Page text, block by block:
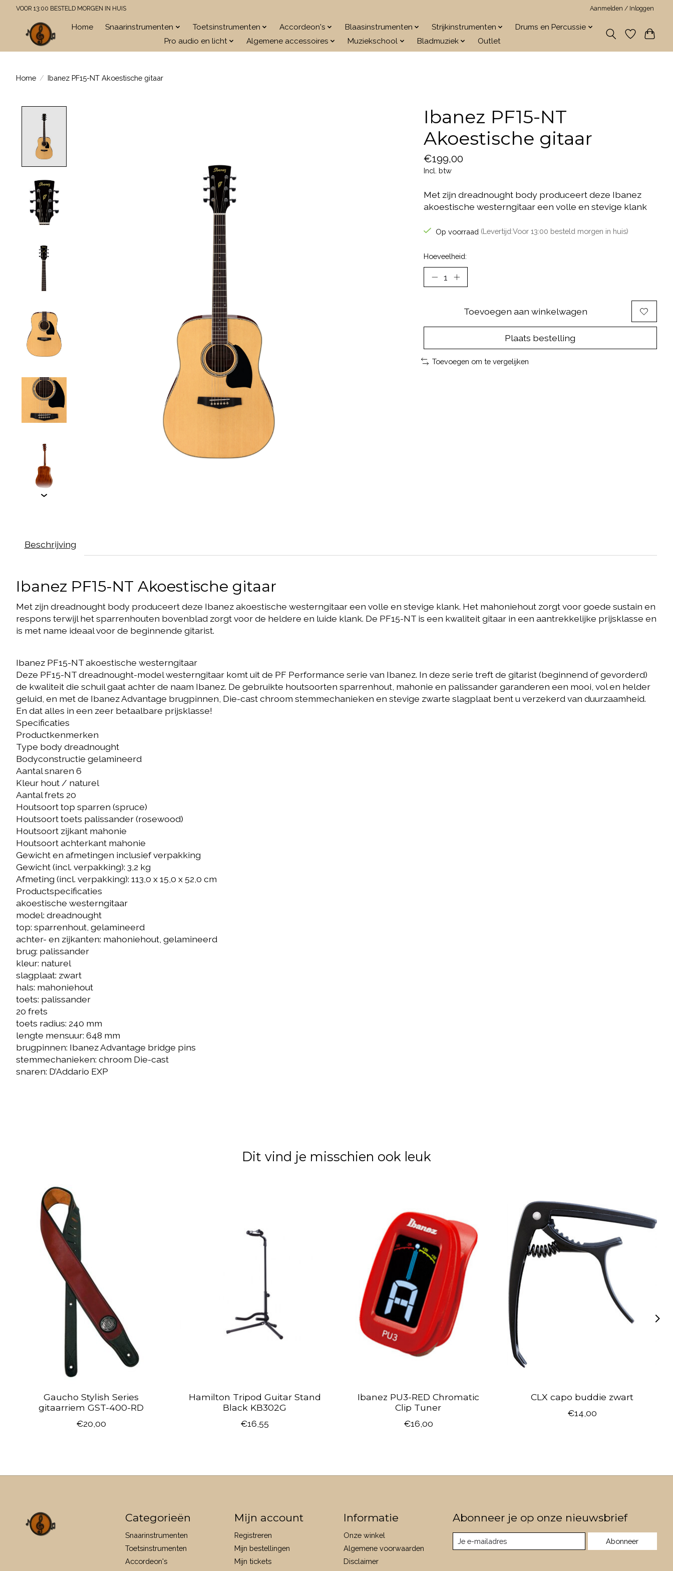
VOOR 13:00 BESTELD MORGEN IN HUIS Aanmelden / Inloggen
Home Snaarinstrumenten Toetsinstrumenten Accordeon's Blaasinstrumenten Strijkinstrumenten
Drums en Percussie
Pro audio en licht
Algemene accessoires Muziekschool Bladmuziek Outlet
Home / Ibanez PF15-NT Akoestische gitaar
Ibanez PF15-NT
Akoestische gitaar
€199,00
Incl. btw
Met zijn dreadnought body produceert deze Ibanez
akoestische westerngitaar een volle en stevige klank
Op voorraad (Levertijd:Voor 13:00 besteld morgen in huis)
Hoeveelheid:
Toevoegen aan winkelwagen
Plaats bestelling
Toevoegen om te vergelijken
Beschrijving
Ibanez PF15-NT Akoestische gitaar
Met zijn dreadnought body produceert deze Ibanez akoestische westerngitaar een volle en stevige klank. Het mahoniehout zorgt voor goede sustain en
respons terwijl het sparrenhouten bovenblad zorgt voor de heldere en luide klank. De PF15-NT is een kwaliteit gitaar in een aantrekkelijke prijsklasse en
is met name ideaal voor de beginnende gitarist.
Ibanez PF15-NT akoestische westerngitaar
Deze PF15-NT dreadnought-model westerngitaar komt uit de PF Performance serie van Ibanez. In deze serie treft de gitarist (beginnend of gevorderd)
de kwaliteit die schuil gaat achter de naam Ibanez. De gebruikte houtsoorten sparrenhout, mahonie en palissander garanderen een mooi, vol en helder
geluid, en met de Ibanez Advantage brugpinnen, Die-cast chroom stemmechanieken en stevige zwarte slagplaat bent u verzekerd van duurzaamheid.
En dat alles in een zeer betaalbare prijsklasse!
Specificaties
Productkenmerken
Type body dreadnought
Bodyconstructie gelamineerd
Aantal snaren 6
Kleur hout / naturel
Aantal frets 20
Houtsoort top sparren (spruce)
Houtsoort toets palissander (rosewood)
Houtsoort zijkant mahonie
Houtsoort achterkant mahonie
Gewicht en afmetingen inclusief verpakking
Gewicht (incl. verpakking): 3,2 kg
Afmeting (incl. verpakking): 113,0 x 15,0 x 52,0 cm
Productspecificaties
akoestische westerngitaar
model: dreadnought
top: sparrenhout, gelamineerd
achter- en zijkanten: mahoniehout, gelamineerd
brug: palissander
kleur: naturel
slagplaat: zwart
hals: mahoniehout
toets: palissander
20 frets
toets radius: 240 mm
lengte mensuur: 648 mm
brugpinnen: Ibanez Advantage bridge pins
stemmechanieken: chroom Die-cast
snaren: D’Addario EXP
Dit vind je misschien ook leuk
Items van productcarrousel
Gaucho Stylish Series
gitaarriem GST-400-RD
€20,00
Hamilton Tripod Guitar Stand
Black KB302G
€16,55
Ibanez PU3-RED Chromatic
Clip Tuner
€16,00
CLX capo buddie zwart
€14,00
Categorieën
Snaarinstrumenten
Toetsinstrumenten
Accordeon's
Mijn account
Registreren
Mijn bestellingen
Mijn tickets
Informatie
Onze winkel
Algemene voorwaarden
Disclaimer
Abonneer je op onze nieuwsbrief
Abonneer